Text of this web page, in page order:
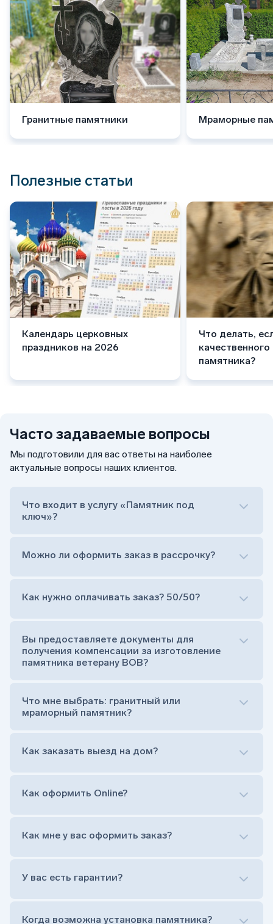
Гранитные памятники Мраморные
Полезные статьи
Календарь церковных
праздников на 2026
Что делать,
памятника?
Часто задаваемые вопросы
Мы подготовили для вас ответы на наиболее
актуальные вопросы наших клиентов.
Что входит в услугу «Памятник под
ключ»?
Сам комплект памятника:
Тумба (постамент, на который при помощи
штыря устанавливается стела)
Цветник (обрамление могилки, бывает, что
Обработка и сверловка комплекта
Расположение символа веры (крестик или
на символ веры или вовсе портрет не рисовать)
прописной)
Можно ли оформить заказ в рассрочку?
Как нужно оплачивать заказ? 50/50?
Вы предоставляете документы для
получения компенсации за изготовление
памятника ветерану ВОВ?
Что мне выбрать: гранитный или
мраморный памятник?
Как заказать выезд на дом?
Оформить заказ удаленно (online)
Заказать бесплатный выезд менеджера на дом
Как оформить Online?
Оформить заказ удаленно (online)
Заказать бесплатный выезд менеджера на дом
Как мне у вас оформить заказ?
У вас есть гарантии?
Когда возможна установка памятника?